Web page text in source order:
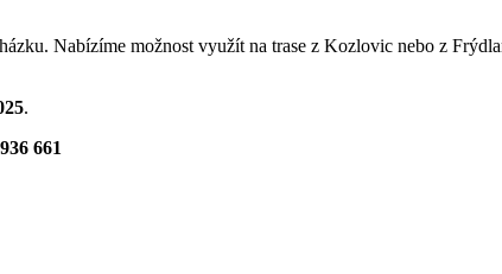
Nabízíme možnost využít na trase z Kozlovic nebo z
.
661